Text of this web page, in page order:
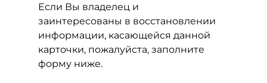
Если Вы владелец и
заинтересованы в восстановлении
информации, касающейся данной
карточки, пожалуйста, заполните
форму ниже.